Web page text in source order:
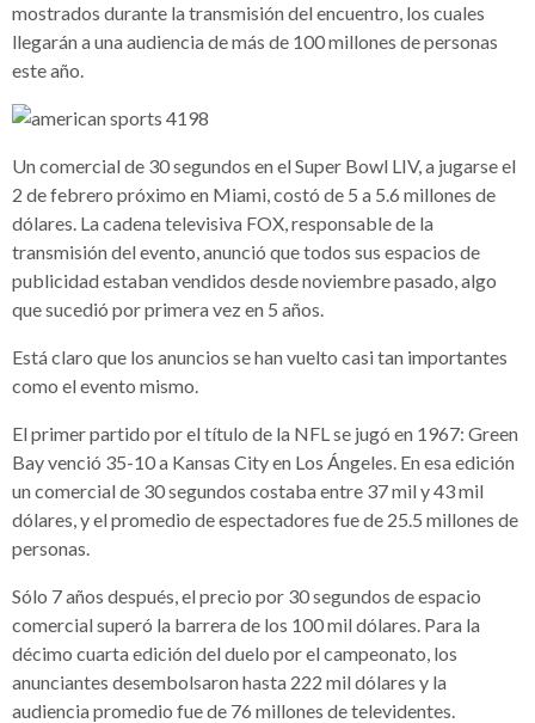
mostrados durante la transmisión del encuentro, los cuales
llegarán a una audiencia de más de 100 millones de personas
este año.
Un comercial de 30 segundos en el Super Bowl LIV, a jugarse el
2 de febrero próximo en Miami, costó de 5 a 5.6 millones de
dólares. La cadena televisiva FOX, responsable de la
transmisión del evento, anunció que todos sus espacios de
publicidad estaban vendidos desde noviembre pasado, algo
que sucedió por primera vez en 5 años.
Está claro que los anuncios se han vuelto casi tan importantes
como el evento mismo.
El primer partido por el título de la NFL se jugó en 1967: Green
Bay venció 35-10 a Kansas City en Los Ángeles. En esa edición
un comercial de 30 segundos costaba entre 37 mil y 43 mil
dólares, y el promedio de espectadores fue de 25.5 millones de
personas.
Sólo 7 años después, el precio por 30 segundos de espacio
comercial superó la barrera de los 100 mil dólares. Para la
décimo cuarta edición del duelo por el campeonato, los
anunciantes desembolsaron hasta 222 mil dólares y la
audiencia promedio fue de 76 millones de televidentes.